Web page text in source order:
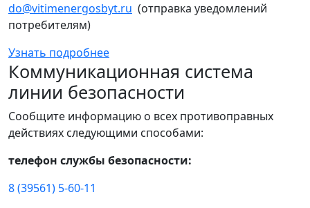
do@vitimenergosbyt.ru (отправка уведомлений
потребителям)
Узнать подробнее
Коммуникационная система
линии безопасности
Сообщите информацию о всех противоправных
действиях следующими способами:
телефон службы безопасности:
8 (39561) 5-60-11